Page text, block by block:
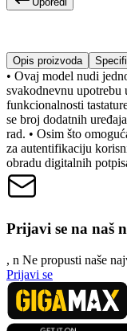
Opis proizvoda
• Ovaj model nudi
svakodnevnu upotrebu
funkcionalnosti
se broj dodatnih
rad. • Osim što
za autentifikaciju
obradu digitalnih
Prijavi se na naš
, n Ne propusti naše
Prijavi se